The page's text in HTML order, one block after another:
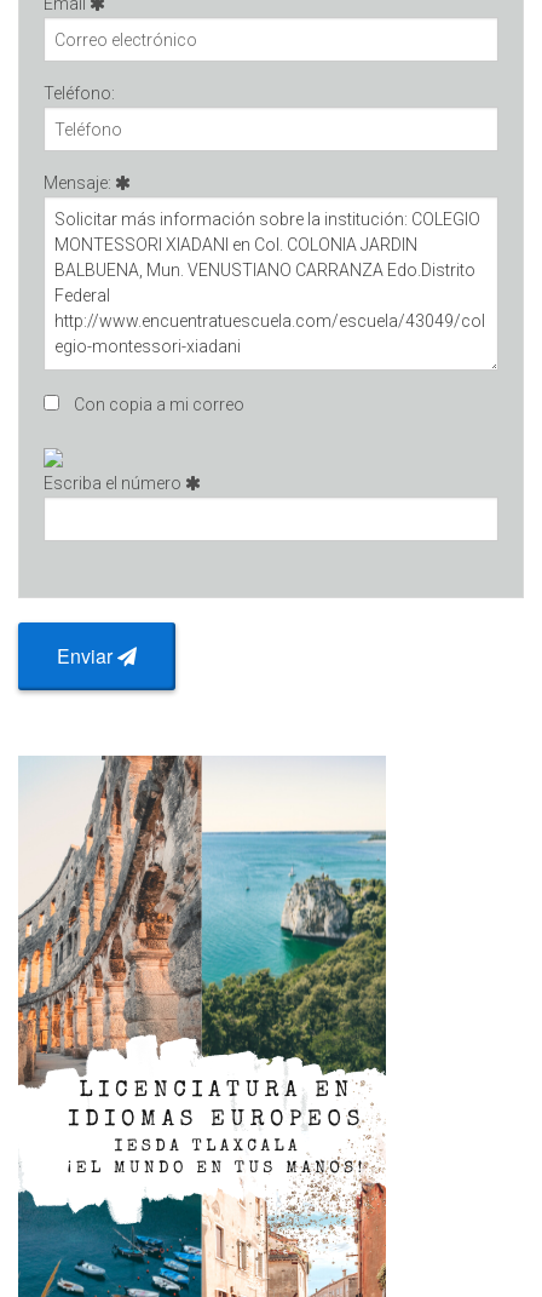
Teléfono:
Mensaje:
Con copia a mi correo
Escriba el número
Enviar